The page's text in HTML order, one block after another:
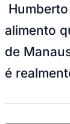
alimento
de
é